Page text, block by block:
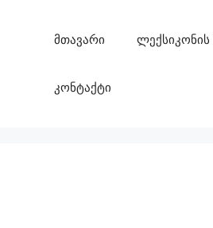
მთავარი ლექსიკონის
კონტაქტი